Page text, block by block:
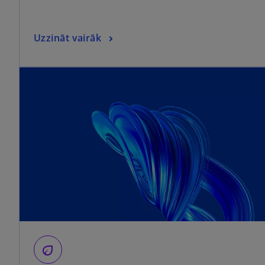
Uzzināt vairāk
eco